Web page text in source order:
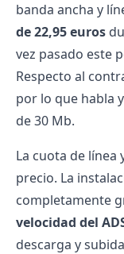
banda ancha y
de 22,95 euros
vez pasado este
Respecto al
por lo que habla
de 30 Mb.
La cuota de línea
precio. La
completamente
velocidad del
descarga y